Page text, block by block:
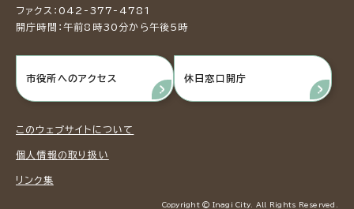
ファクス：042-377-4781
開庁時間：午前8時30分から午後5時
市役所へのアクセス 休日窓口開庁
このウェブサイトについて
個人情報の取り扱い
リンク集
Copyright © Inagi City. All Rights Reserved.